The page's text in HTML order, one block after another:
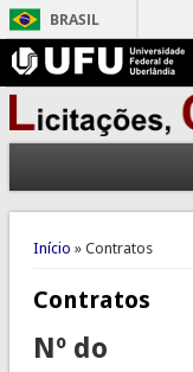
BRASIL
Você está aqui
Início » Contratos
Contratos
Nº do